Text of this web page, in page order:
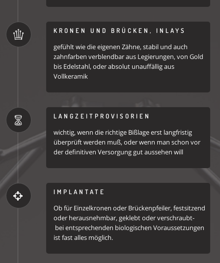
KRONEN UND BRÜCKEN, INLAYS
gefühlt wie die eigenen Zähne, stabil und auch
zahnfarben verblendbar aus Legierungen, von Gold
bis Edelstahl, oder absolut unauffällig aus
Vollkeramik
LANGZEITPROVISORIEN
wichtig, wenn die richtige Bißlage erst langfristig
überprüft werden muß, oder wenn man schon vor
der definitiven Versorgung gut aussehen will
IMPLANTATE
Ob für Einzelkronen oder Brückenpfeiler, festsitzend
oder herausnehmbar, geklebt oder verschraubt-
bei entsprechenden biologischen Voraussetzungen
ist fast alles möglich.